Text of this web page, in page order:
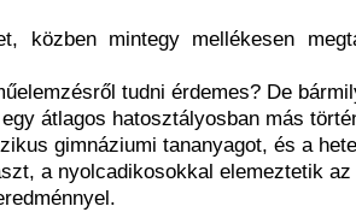
közben mintegy mellékesen
tudni érdemes? De
átlagos hatosztályosban más
gimnáziumi tananyagot, és a
a nyolcadikosokkal elemeztetik az